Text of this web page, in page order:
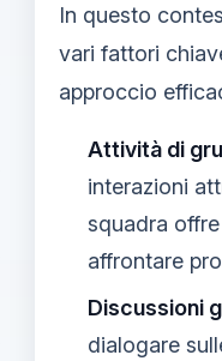
In questo
vari fattori
approccio
Attività di
interazioni
squadra
affrontare
Discussioni
dialogare